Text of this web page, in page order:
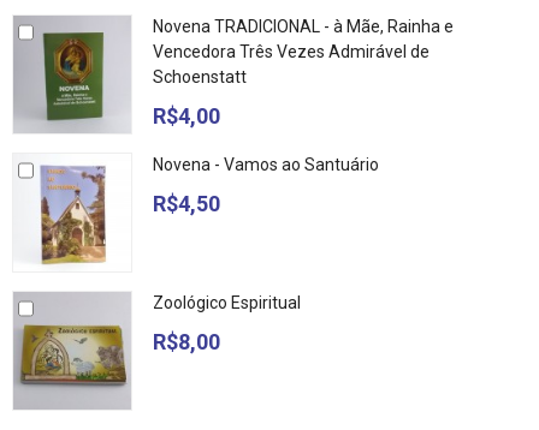
Novena TRADICIONAL - à Mãe, Rainha e
Vencedora Três Vezes Admirável de
Schoenstatt
R$4,00
Novena - Vamos ao Santuário
R$4,50
Zoológico Espiritual
R$8,00